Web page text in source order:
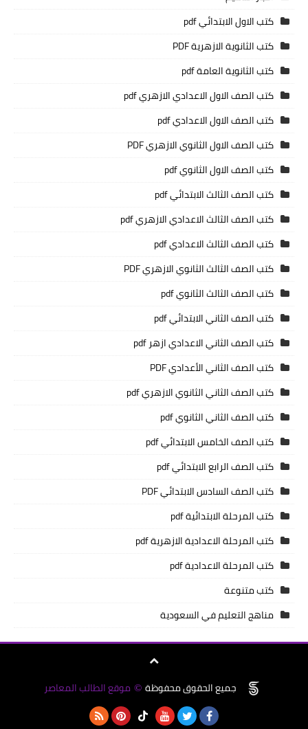
كتب الاول الابتدائي pdf
كتب الثانوية الازهرية PDF
كتب الثانوية العامة pdf
كتب الصف الاول الاعدادي الازهري pdf
كتب الصف الاول الاعدادي pdf
كتب الصف الاول الثانوي الازهري PDF
كتب الصف الاول الثانوي pdf
كتب الصف الثالث الابتدائي pdf
كتب الصف الثالث الاعدادي الازهري pdf
كتب الصف الثالث الاعدادي pdf
كتب الصف الثالث الثانوي الازهري PDF
كتب الصف الثالث الثانوي pdf
كتب الصف الثاني الابتدائي pdf
كتب الصف الثاني الاعدادي ازهر pdf
كتب الصف الثاني الأعدادي PDF
كتب الصف الثاني الثانوي الازهري pdf
كتب الصف الثاني الثانوي pdf
كتب الصف الخامس الابتدائي pdf
كتب الصف الرابع الابتدائي pdf
كتب الصف السادس الابتدائي PDF
كتب المرحلة الابتدائية pdf
كتب المرحلة الاعدادية الازهرية pdf
كتب المرحلة الاعدادية pdf
كتب متنوعة
مناهج التعليم في السعودية
جميع الحقوق محفوظة © موقع الطالب المعاصر